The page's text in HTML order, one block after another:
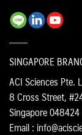
SINGAPORE
ACI Sciences Pte.
8 Cross Street,
Singapore 048424
Email :